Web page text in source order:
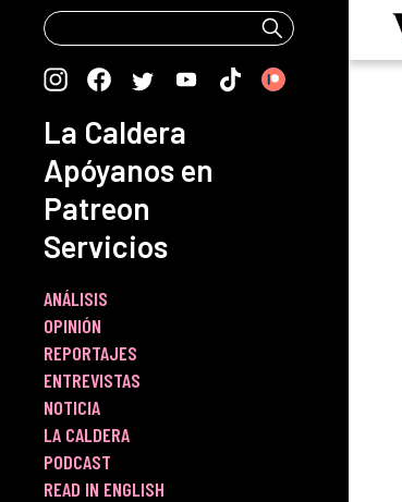
content
La Caldera
Apóyanos en
Patreon
Servicios
ANÁLISIS
OPINIÓN
REPORTAJES
ENTREVISTAS
NOTICIA
LA CALDERA
PODCAST
READ IN ENGLISH